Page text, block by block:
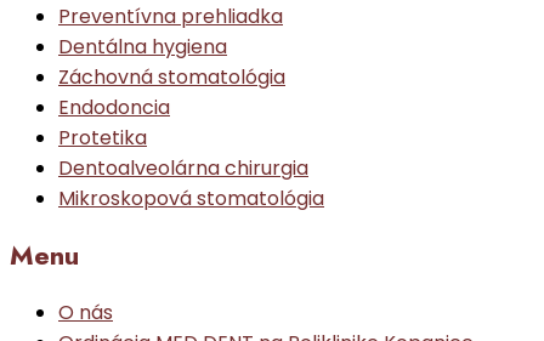
Preventívna prehliadka
Dentálna hygiena
Záchovná stomatológia
Endodoncia
Protetika
Dentoalveolárna chirurgia
Mikroskopová stomatológia
Menu
O nás